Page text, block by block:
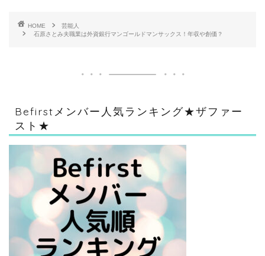
HOME
芸能人
石原さとみ夫職業は外資銀行マンゴールドマンサックス！年収や創価？
Befirstメンバー人気ランキング★ザファー
スト★